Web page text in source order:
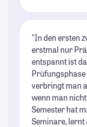
"In den ersten
erstmal nur
entspannt ist
verbringt man
wenn man
Semester hat
Seminare, lernt